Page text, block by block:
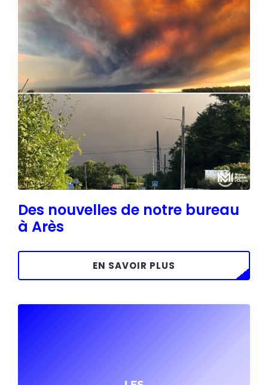
Des nouvelles de notre bureau
à Arès
EN SAVOIR PLUS